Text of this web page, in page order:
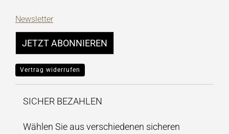
Newsletter
JETZT ABONNIEREN
Vertrag widerrufen
SICHER BEZAHLEN
Wählen Sie aus verschiedenen sicheren